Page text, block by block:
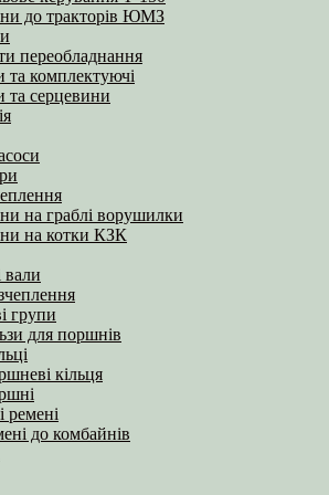
до тракторів ЮМЗ
переобладнання
та комплектуючі
та серцевини
на граблі ворушилки
на котки КЗК
вали
групи
для поршнів
кільця
ремені
до комбайнів